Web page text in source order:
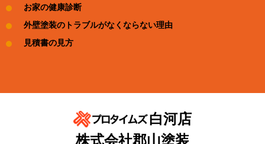
お家の健康診断
外壁塗装のトラブルがなくならない理由
見積書の見方
白河店
株式会社郡山塗装